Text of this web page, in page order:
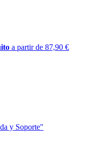
a partir de 87,90 €
y Soporte"